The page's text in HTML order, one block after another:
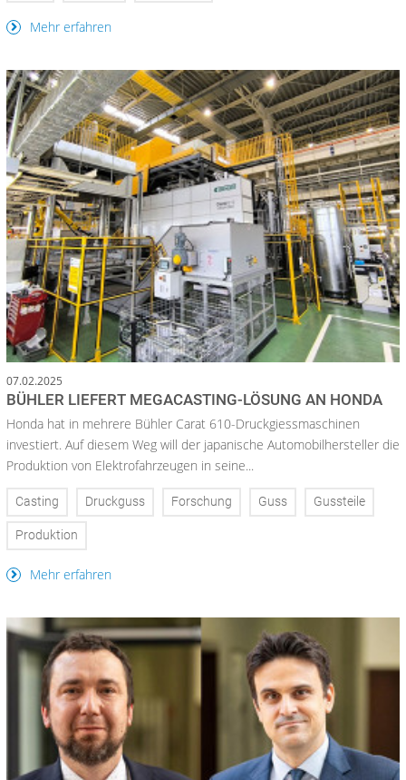
Mehr erfahren
07.02.2025
BÜHLER LIEFERT MEGACASTING-LÖSUNG AN HONDA
Honda hat in mehrere Bühler Carat 610-Druckgiessmaschinen
investiert. Auf diesem Weg will der japanische Automobilhersteller die
Produktion von Elektrofahrzeugen in seine...
Casting Druckguss Forschung Guss Gussteile
Produktion
Mehr erfahren